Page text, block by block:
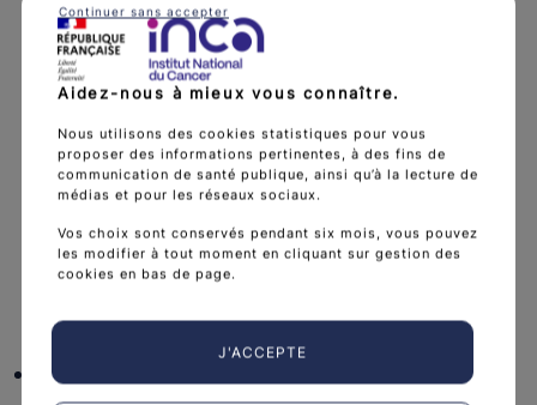
L'Institut national du cancer est l’agence d'expertise
sanitaire et scientifique en cancérologie de l’État.
Découvrir l’Institut
arrow_forward
Nous suivre
Aidez-nous à mieux vous connaître.
Nous utilisons des cookies statistiques pour vous
proposer des informations pertinentes, à des fins de
communication de santé publique, ainsi qu’à la lecture de
médias et pour les réseaux sociaux.
Vos choix sont conservés pendant six mois, vous pouvez
les modifier à tout moment en cliquant sur gestion des
cookies en bas de page.
J'ACCEPTE
Continuer sans accepter